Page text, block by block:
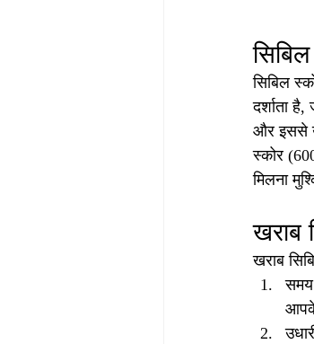
सिबिल
दर्शाता
और इससे
स्कोर
मिलना
खराब
खराब
समय
आपके